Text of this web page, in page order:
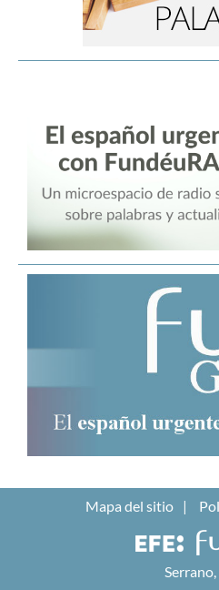
Mapa del sitio